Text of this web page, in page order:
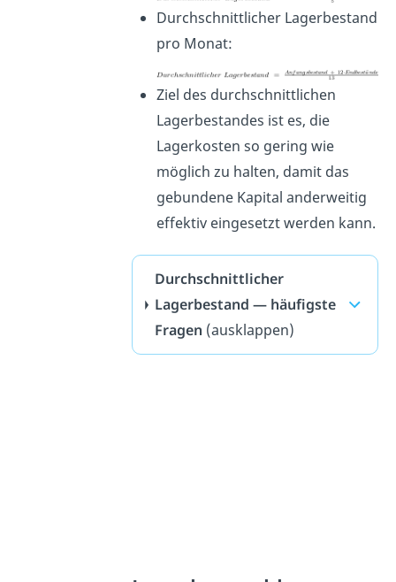
Durchschnittlicher Lagerbestand
pro Monat:
Ziel des durchschnittlichen
Lagerbestandes ist es, die
Lagerkosten so gering wie
möglich zu halten, damit das
gebundene Kapital anderweitig
effektiv eingesetzt werden kann.
Durchschnittlicher
Lagerbestand — häufigste
Fragen (ausklappen)